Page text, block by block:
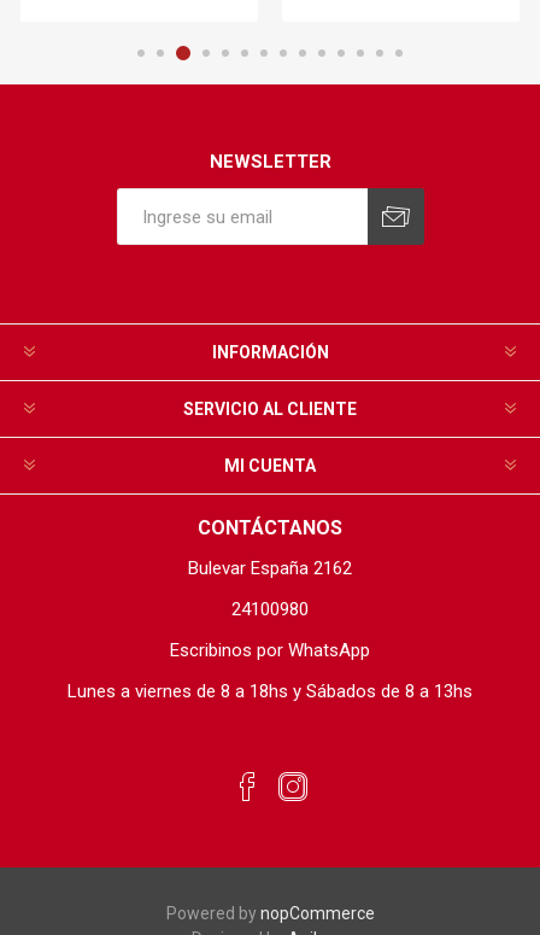
NEWSLETTER
INFORMACIÓN
SERVICIO AL CLIENTE
MI CUENTA
CONTÁCTANOS
Bulevar España 2162
24100980
Escribinos por WhatsApp
Lunes a viernes de 8 a 18hs y Sábados de 8 a 13hs
Powered bynopCommerce